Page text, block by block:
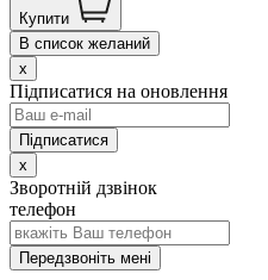
Купити
В список желаний
x
Підписатися на оновлення
x
Зворотній дзвінок
телефон
Передзвоніть мені